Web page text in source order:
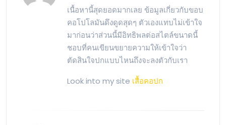
เนื้อหานี้สุดยอดมากเลย ข้อมูลเกี่ยวกับขอบ
คอโปโลมันดึงดูดสุดๆ ตัวเองแทบไม่เข้าใจ
มาก่อนว่าส่วนนี้มีอิทธิพลต่อสไตล์ขนาดนี้
ชอบที่คนเขียนขยายความให้เข้าใจว่า
ตัดสินใจปกแบบไหนถึงจะลงตัวกับเรา
Look into my site เสื้อคอปก